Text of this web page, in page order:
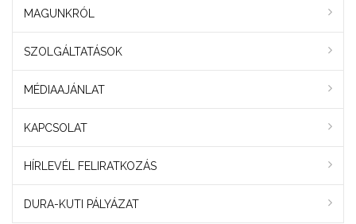
MAGUNKRÓL
SZOLGÁLTATÁSOK
MÉDIAAJÁNLAT
KAPCSOLAT
HÍRLEVÉL FELIRATKOZÁS
DURA-KUTI PÁLYÁZAT